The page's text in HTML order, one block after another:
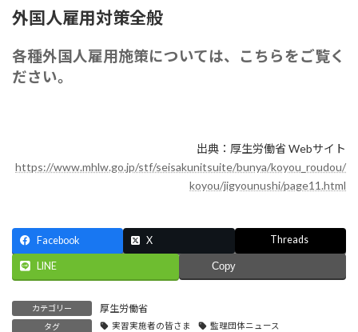
外国人雇用対策全般
各種外国人雇用施策については、こちらをご覧く
ださい。
出典：厚生労働省 Webサイト
https://www.mhlw.go.jp/stf/seisakunitsuite/bunya/koyou_roudou/
koyou/jigyounushi/page11.html
Facebook X Threads
LINE Copy
カテゴリー 厚生労働省
タグ 実習実施者の皆さま 監理団体ニュース